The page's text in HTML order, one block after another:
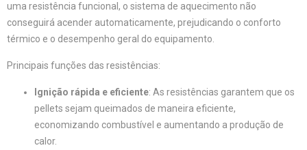
uma resistência funcional, o sistema de aquecimento não
conseguirá acender automaticamente, prejudicando o conforto
térmico e o desempenho geral do equipamento.
Principais funções das resistências:
Ignição rápida e eficiente: As resistências garantem que os
pellets sejam queimados de maneira eficiente,
economizando combustível e aumentando a produção de
calor.